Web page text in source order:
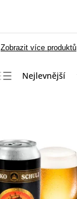
Zobrazit více produktů
Nejlevnější